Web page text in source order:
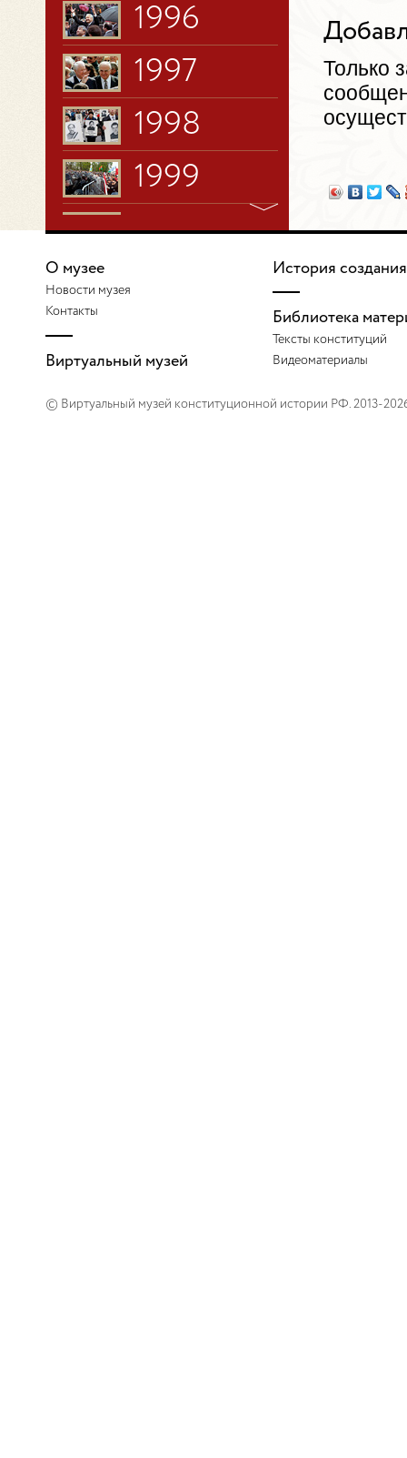
1996
1997
1998
1999
2000
Только
О музее
Новости музея
Контакты
Виртуальный музей
История создания
Библиотека
Тексты конституций
Видеоматериалы
© Виртуальный музей конституционной истории РФ. 2013-